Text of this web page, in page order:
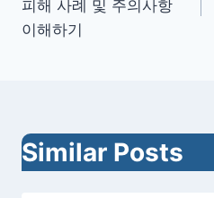
비
션
피해 사례 및 주의사항
이해하기
Similar Posts